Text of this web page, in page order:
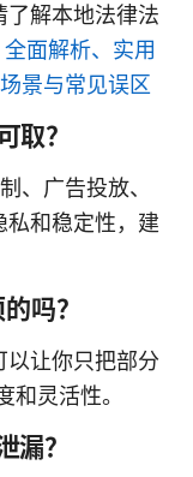
解本地法律法
面解析、实用
景与常见误区
取？
、广告投放、
私和稳定性，建
吗？
以让你只把部分
灵活性。
漏？